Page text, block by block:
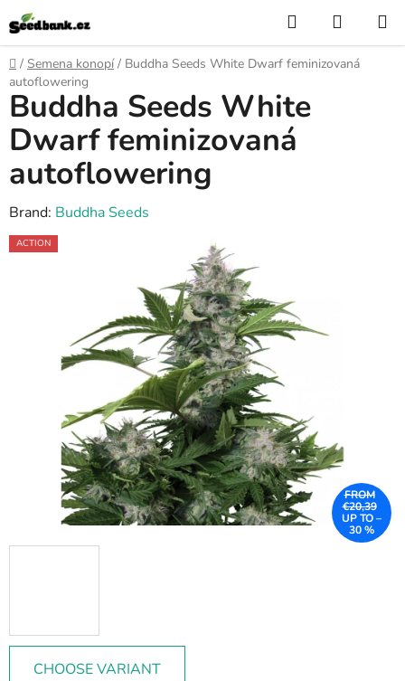
Skip
to
content
Search
CART
Home
/ Semena konopí / Buddha Seeds White Dwarf feminizovaná
autoflowering
CHOOSE VARIANT
Buddha Seeds White
Dwarf feminizovaná
autoflowering
Brand: Buddha Seeds
ACTION
FROM
€20,39
UP TO –
30 %